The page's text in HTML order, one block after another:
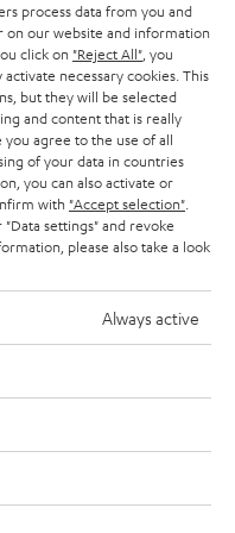
es nicht zwingend eine
ein Blick
wie unser POWER HIFI
Bluetooth-Speakerspielen mit
Mischpult mit Klangregler.
bei ROCKSTER) sorgen für
empfiehlt Teufel ausgewählte
Zusammenspiel aller
dein Publikum mit
DJ-Controller von Pioneer
und die Stimmung
DJ-System macht dich zum
vorbehalten. Das auf unseren
enthalten. Etwaige
process data from you and
our website and information
click on "Reject All" , you
necessary cookies. This
but they will be selected
and content that is really
you agree to the use of all
of your data in countries
you can also activate or
with "Accept selection"
settings" and revoke
please also take a look
Always active